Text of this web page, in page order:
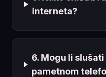
interneta?
6. Mogu li
pametnom